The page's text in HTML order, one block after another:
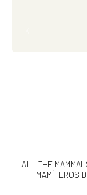
Nuevo
ALL THE
MAMÍFEROS